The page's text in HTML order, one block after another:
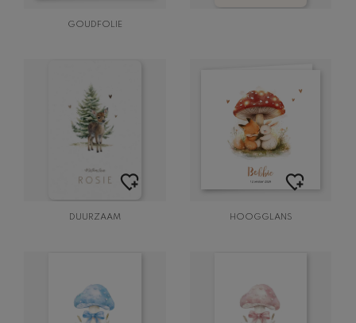
GOUDFOLIE
DUURZAAM HOOGGLANS